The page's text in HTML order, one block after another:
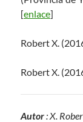
[enlace]
Robert X.
Robert X.
Autor: X.